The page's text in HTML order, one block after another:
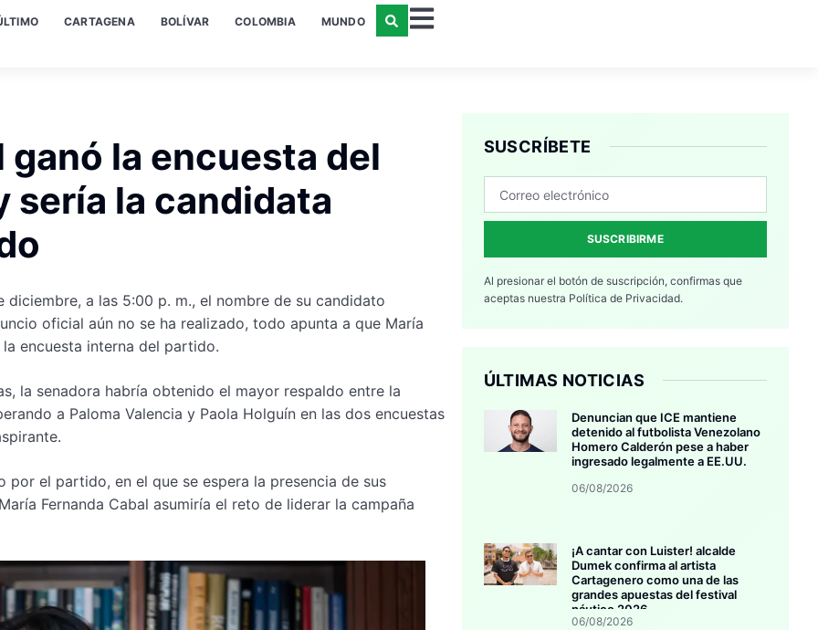
CARTAGENA BOLÍVAR COLOMBIA MUNDO
ganó la encuesta del
sería la candidata
a las 5:00 p. m., el nombre de su candidato
oficial aún no se ha realizado, todo apunta a que María
encuesta interna del partido.
la senadora habría obtenido el mayor respaldo entre la
a Paloma Valencia y Paola Holguín en las dos encuestas
el partido, en el que se espera la presencia de sus
Fernanda Cabal asumiría el reto de liderar la campaña
SUSCRÍBETE
SUSCRIBIRME
Al presionar el botón de suscripción, confirmas que
aceptas nuestra Política de Privacidad.
ÚLTIMAS NOTICIAS
Denuncian que ICE mantiene
detenido al futbolista Venezolano
Homero Calderón pese a haber
ingresado legalmente a EE.UU.
06/08/2026
¡A cantar con Luister! alcalde
Dumek confirma al artista
Cartagenero como una de las
grandes apuestas del festival
náutico 2026
06/08/2026